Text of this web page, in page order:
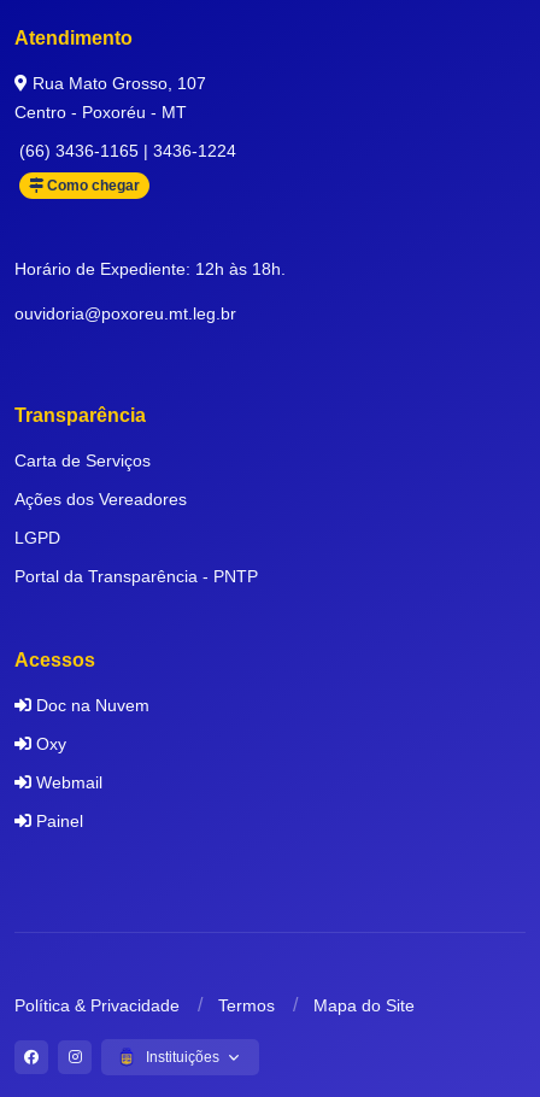
Atendimento
Rua Mato Grosso, 107
Centro - Poxoréu - MT
(66) 3436-1165 | 3436-1224
Como chegar
Horário de Expediente: 12h às 18h.
ouvidoria@poxoreu.mt.leg.br
Transparência
Carta de Serviços
Ações dos Vereadores
LGPD
Portal da Transparência - PNTP
Acessos
Doc na Nuvem
Oxy
Webmail
Painel
Política & Privacidade Termos Mapa do Site
Instituições